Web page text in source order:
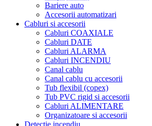
Bariere auto
Accesorii automatizari
Cabluri si accesorii
Cabluri COAXIALE
Cabluri DATE
Cabluri ALARMA
Cabluri INCENDIU
Canal cablu
Canal cablu cu accesorii
Tub flexibil (copex)
Tub PVC rigid si accesorii
Cabluri ALIMENTARE
Organizatoare si accesorii
Detectie incendiu